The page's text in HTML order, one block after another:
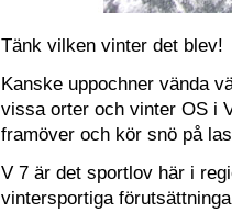
Tänk vilken vinter det blev!
Kanske uppochner vända
vissa orter och vinter OS i
framöver och kör snö på
V 7 är det sportlov här i
vintersportiga